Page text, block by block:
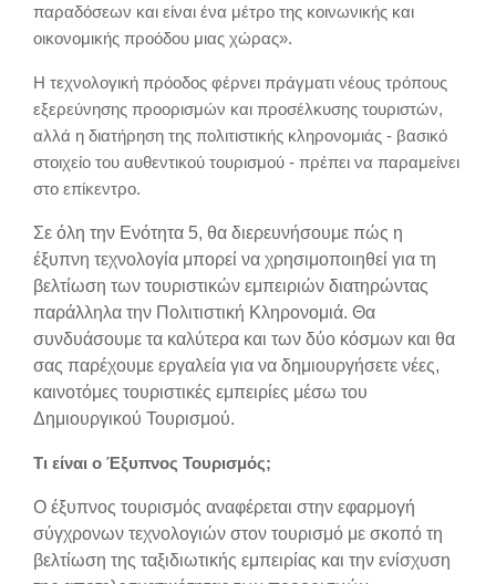
παραδόσεων και είναι ένα μέτρο της κοινωνικής και
οικονομικής προόδου μιας χώρας».
Η τεχνολογική πρόοδος φέρνει πράγματι νέους τρόπους
εξερεύνησης προορισμών και προσέλκυσης τουριστών,
αλλά η διατήρηση της πολιτιστικής κληρονομιάς - βασικό
στοιχείο του αυθεντικού τουρισμού - πρέπει να παραμείνει
στο επίκεντρο.
Σε όλη την Ενότητα 5, θα διερευνήσουμε πώς η
έξυπνη τεχνολογία μπορεί να χρησιμοποιηθεί για τη
βελτίωση των τουριστικών εμπειριών διατηρώντας
παράλληλα την Πολιτιστική Κληρονομιά. Θα
συνδυάσουμε τα καλύτερα και των δύο κόσμων και θα
σας παρέχουμε εργαλεία για να δημιουργήσετε νέες,
καινοτόμες τουριστικές εμπειρίες μέσω του
Δημιουργικού Τουρισμού.
Τι είναι ο Έξυπνος Τουρισμός;
Ο έξυπνος τουρισμός αναφέρεται στην εφαρμογή
σύγχρονων τεχνολογιών στον τουρισμό με σκοπό τη
βελτίωση της ταξιδιωτικής εμπειρίας και την ενίσχυση